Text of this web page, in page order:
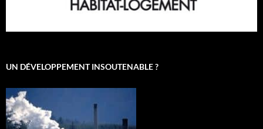
UN DÉVELOPPEMENT INSOUTENABLE ?